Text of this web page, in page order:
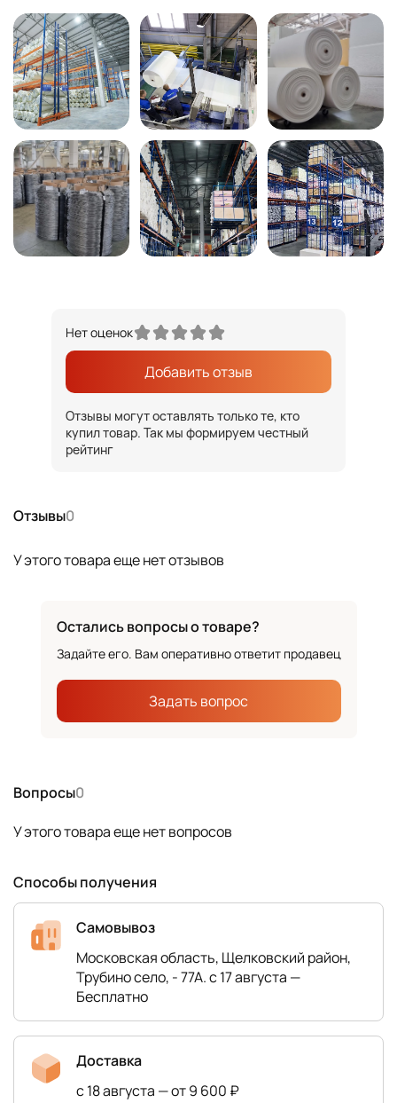
Отзывы0
У этого товара еще нет отзывов
Нет оценок
Добавить отзыв
Отзывы могут оставлять только те, кто
купил товар. Так мы формируем честный
рейтинг
Вопросы0
У этого товара еще нет вопросов
Способы получения
Самовывоз
Московская область, Щелковский район,
Трубино село, - 77А. с 17 августа —
Бесплатно
Доставка
с 18 августа — от 9 600 ₽
Остались вопросы о товаре?
Задайте его. Вам оперативно ответит продавец
Задать вопрос